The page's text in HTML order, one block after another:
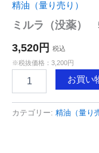
精油（量り売り）
ミルラ（没薬）
3,520円 税込
※税抜価格：3,200円
（没
お買い
カテゴリー: 精油（量り